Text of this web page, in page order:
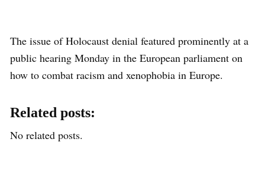
The issue of Holocaust denial featured prominently at a
public hearing Monday in the European parliament on
how to combat racism and xenophobia in Europe.
Related posts:
No related posts.